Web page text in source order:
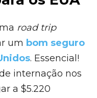
road trip
um bom seguro
. Essencial!
internação nos
a $5.220